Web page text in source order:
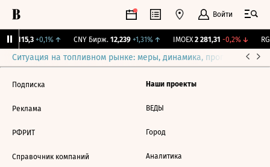
Войти
115,3 +0,1%↑ CNY Бирж. 12,239 +1,31%↑ IMOEX 2 281,31 -0,2%↓
Ситуация на топливном рынке: меры, динамика, прогнозы
Подписка
Реклама
РФРИТ
Справочник компаний
Наши проекты
ВЕДЫ
Город
Аналитика